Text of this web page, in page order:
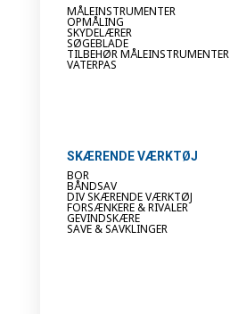
MÅLEINSTRUMENTER
OPMÅLING
SKYDELÆRER
SØGEBLADE
TILBEHØR MÅLEINSTRUMENTER
VATERPAS
SKÆRENDE VÆRKTØJ
BOR
BÅNDSAV
DIV SKÆRENDE VÆRKTØJ
FORSÆNKERE & RIVALER
GEVINDSKÆRE
SAVE & SAVKLINGER